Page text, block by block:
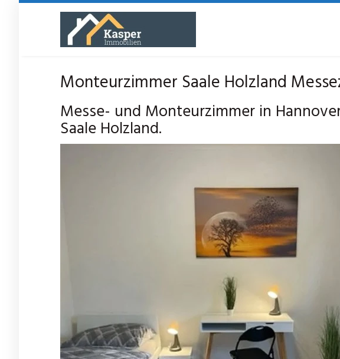
Monteurzimmer Saale Holzland
Messe- und Monteurzimmer in
Saale Holzland.